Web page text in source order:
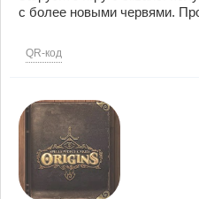
с более новыми червями.
QR-код